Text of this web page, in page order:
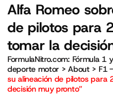
Alfa Romeo
de pilotos para
tomar la
FormulaNitro.com: Fórmula
deporte motor >About> F1
su alineación de pilotos para
decisión muy pronto”